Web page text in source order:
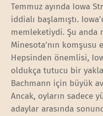
Temmuz ayında Iowa
iddialı başlamıştı.
memleketiydi. Şu anda
Minesota’nın komşusu
Hepsinden önemlisi,
oldukça tutucu bir
Bachmann için büyük
Ancak, oyların sadece
adaylar arasında